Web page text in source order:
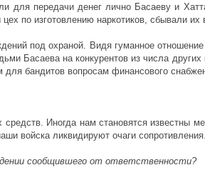
передачи денег лично Басаеву и
по изготовлению наркотиков, сбывали их
под охраной. Видя гуманное
Басаева на конкурентов из числа
бандитов вопросам финансового
Иногда нам становятся известны
войска ликвидируют очаги сопротивления.
сообщившего от ответственности?